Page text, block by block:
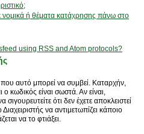
νομικά ή θέματα κατάχρησης πάνω στο
using RSS and Atom protocols?
αυτό μπορεί να συμβεί. Καταρχήν,
ο κωδικός είναι σωστά. Αν είναι,
σιγουρευτείτε ότι δεν έχετε αποκλειστεί
να αντιμετωπίζει κάποιο
να το φτιάξει.